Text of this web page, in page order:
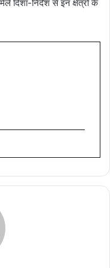
दिशा-निर्देश से इन क्षेत्रों के